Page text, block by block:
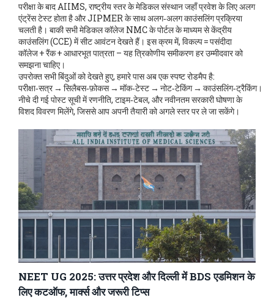
परीक्षा के बादAIIMS, राष्ट्रीय स्तर के मेडिकल संस्थान जहाँ प्रवेश के लिए अलग
एंट्रेंस टेस्ट होता हैऔर JIPMER के साथ अलग‑अलग काउंसलिंग प्रक्रिया
चलती है। बाकी सभी मेडिकल कॉलेज NMC के पोर्टल के माध्यम से केंद्रीय
काउंसलिंग (CCE) में सीट आवंटन देखते हैं। इस क्रम में, विकल्प = पसंदीदा
कॉलेज + रैंक + आधारभूत पात्रता – यह त्रिकोणीय समीकरण हर उम्मीदवार को
समझना चाहिए।
उपरोक्त सभी बिंदुओं को देखते हुए, हमारे पास अब एक स्पष्ट रोडमैप है:
परीक्षा‑सत्र → सिलैबस‑फ़ोकस → मॉक‑टेस्ट → नोट‑टेकिंग → काउंसलिंग‑ट्रैकिंग।
नीचे दी गई पोस्ट सूची में रणनीति, टाइम‑टेबल, और नवीनतम सरकारी घोषणा के
विशद विवरण मिलेंगे, जिससे आप अपनी तैयारी को अगले स्तर पर ले जा सकेंगे।
NEET UG 2025: उत्तर प्रदेश और दिल्ली में BDS एडमिशन के
लिए कटऑफ, मार्क्स और जरूरी टिप्स